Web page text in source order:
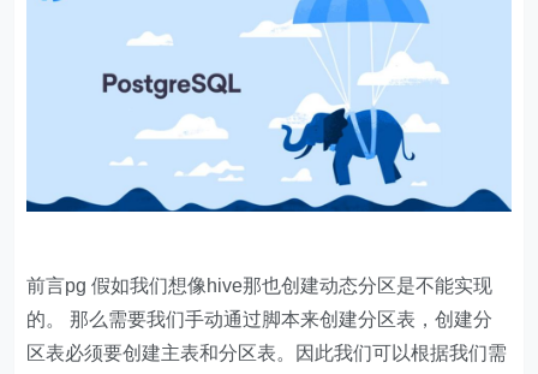
前言pg 假如我们想像hive那也创建动态分区是不能实现
的。 那么需要我们手动通过脚本来创建分区表，创建分
区表必须要创建主表和分区表。因此我们可以根据我们需